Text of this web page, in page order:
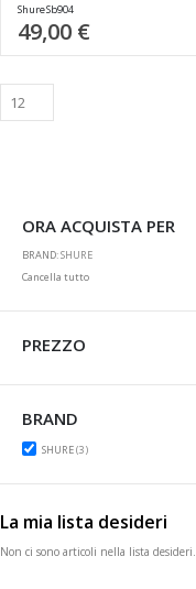
Shure Sb904
49,00 €
ORA ACQUISTA PER
BRAND SHURE
Cancella tutto
PREZZO
BRAND
SHURE 3items
La mia lista desideri
Non ci sono articoli nella lista desideri.